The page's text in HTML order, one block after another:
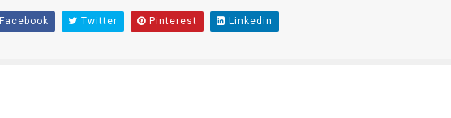
Facebook Twitter Pinterest Linkedin